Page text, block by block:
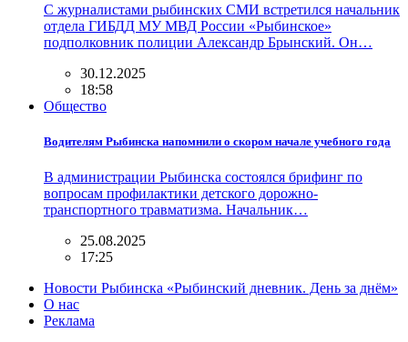
С журналистами рыбинских СМИ встретился начальник
отдела ГИБДД МУ МВД России «Рыбинское»
подполковник полиции Александр Брынский. Он…
30.12.2025
18:58
Общество
Водителям Рыбинска напомнили о скором начале учебного года
В администрации Рыбинска состоялся брифинг по
вопросам профилактики детского дорожно-
транспортного травматизма. Начальник…
25.08.2025
17:25
Новости Рыбинска «Рыбинский дневник. День за днём»
О нас
Реклама